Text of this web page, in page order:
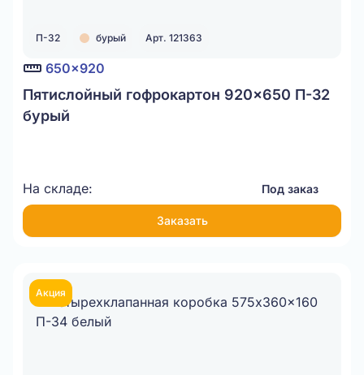
П-32 бурый Арт. 121363
650x920
Пятислойный гофрокартон 920x650 П-32
бурый
На складе: Под заказ
Заказать
Акция